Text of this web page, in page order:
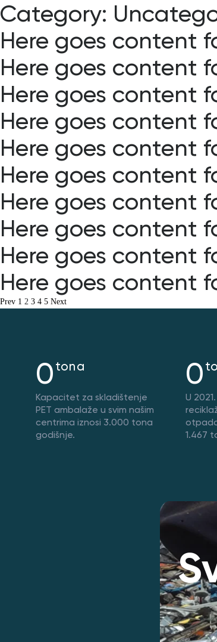
Skip
to
content
Category:
Here goes content
Here goes content
Here goes content
Here goes content
Here goes content
Here goes content
Here goes content
Here goes content
Here goes content
Here goes content
Prev 1 2 3 4 5 Next
0 tona
Kapacitet za skladištenje
PET ambalaže u svim našim
centrima iznosi 3.000 tona
godišnje.
0
U
1.467